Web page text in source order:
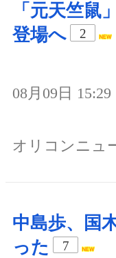
「元天竺鼠
登場へ
2
08月09日 15:29
オリコンニュ
中島歩、国
った
7